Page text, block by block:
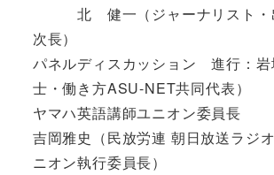
北 健一（ジャーナリスト・
次長）
パネルディスカッション 進行：岩
士・働き方ASU-NET共同代表）
ヤマハ英語講師ユニオン委員長
吉岡雅史（民放労連 朝日放送ラジ
ニオン執行委員長）